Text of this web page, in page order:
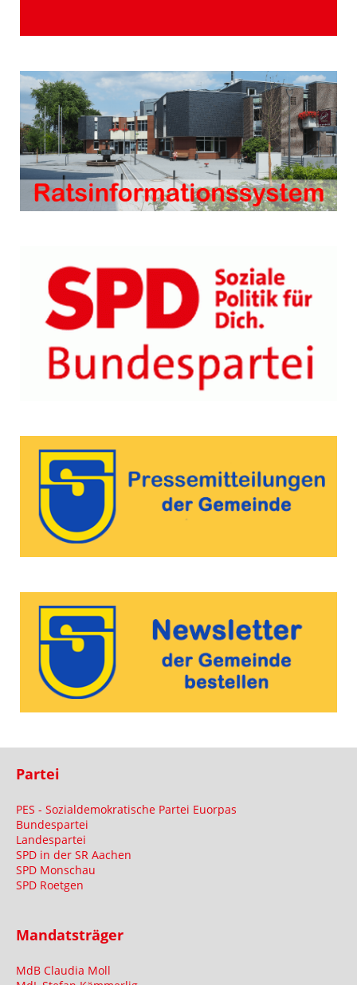
Partei
PES - Sozialdemokratische Partei Euorpas
Bundespartei
Landespartei
SPD in der SR Aachen
SPD Monschau
SPD Roetgen
Mandatsträger
MdB Claudia Moll